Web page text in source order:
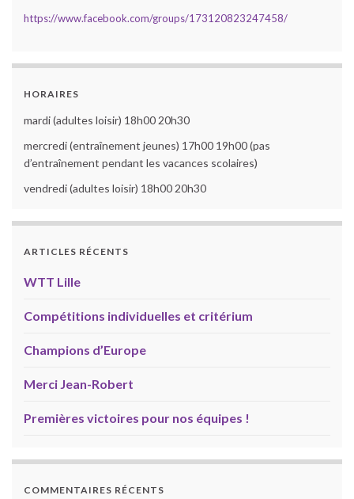
https://www.facebook.com/groups/173120823247458/
HORAIRES
mardi (adultes loisir) 18h00 20h30
mercredi (entraînement jeunes) 17h00 19h00 (pas
d’entraînement pendant les vacances scolaires)
vendredi (adultes loisir) 18h00 20h30
ARTICLES RÉCENTS
WTT Lille
Compétitions individuelles et critérium
Champions d’Europe
Merci Jean-Robert
Premières victoires pour nos équipes !
COMMENTAIRES RÉCENTS